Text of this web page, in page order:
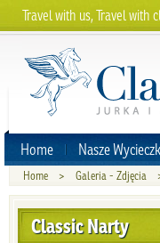
Travel with us, Travel with
Home Nasze
Home > Galeria - Zdjęcia
Classic Narty